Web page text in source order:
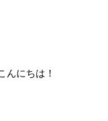
んにちは！